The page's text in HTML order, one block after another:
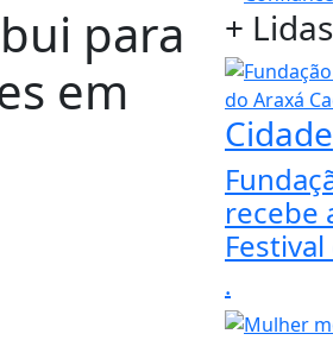
para
em
+ Lidas
Cidade
recebe
.